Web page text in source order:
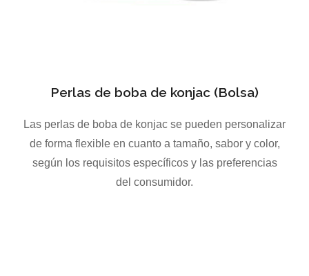
Perlas de boba de konjac (Bolsa)
Las perlas de boba de konjac se pueden personalizar
de forma flexible en cuanto a tamaño, sabor y color,
según los requisitos específicos y las preferencias
del consumidor.